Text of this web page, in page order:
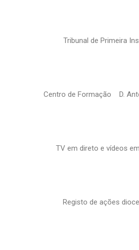
Tribunal de Primeira
Centro de Formação D.
TV em direto e vídeos
Registo de ações